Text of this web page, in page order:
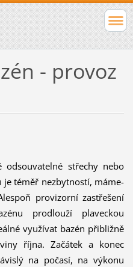
- provoz
střechy nebo
téměř nezbytností, máme-
provizorní zastřešení
prodlouží plaveckou
využívat bazén přibližně
října. Začátek a konec
na počasí, na výkonu